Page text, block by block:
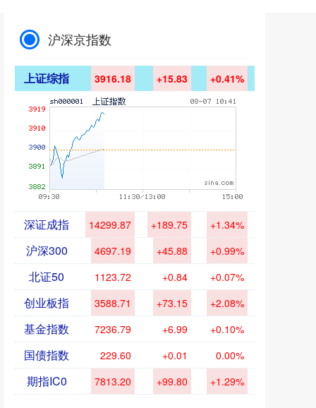
沪深京指数
上证综指 3916.18 +15.83 +0.41%
深证成指 14299.87 +189.75 +1.34%
沪深300 4697.19 +45.88 +0.99%
北证50 1123.72 +0.84 +0.07%
创业板指 3588.71 +73.15 +2.08%
基金指数 7236.79 +6.99 +0.10%
国债指数 229.60 +0.01 0.00%
期指IC0 7813.20 +99.80 +1.29%